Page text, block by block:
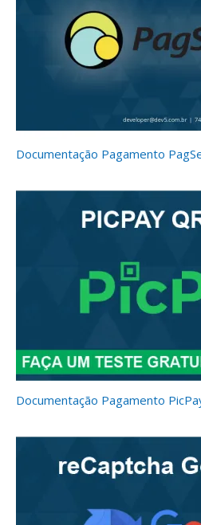
Documentação Pagamento
Documentação Pagamento